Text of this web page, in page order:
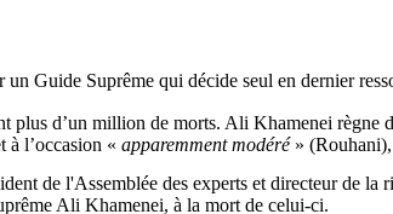
Guide Suprême qui décide seul en dernier
d’un million de morts. Ali Khamenei règne
à l’occasion « apparemment modéré» (Rouhani
de l'Assemblée des experts et directeur de
Ali Khamenei, à la mort de celui-ci.